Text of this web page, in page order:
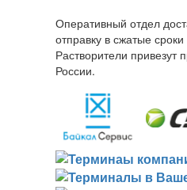
Оперативный отдел
отправку в сжатые
Растворители привезут
России.